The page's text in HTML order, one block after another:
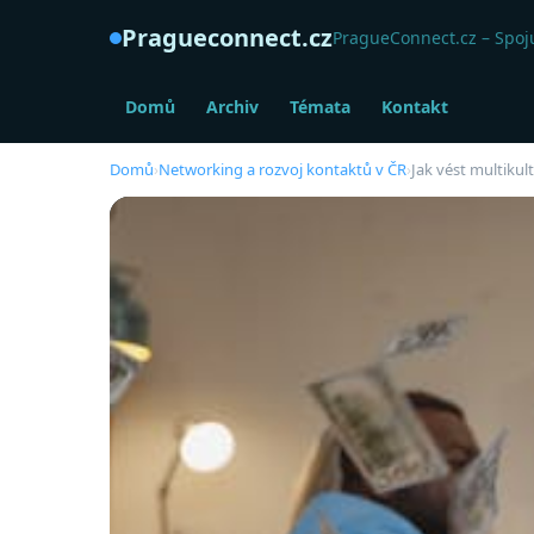
Pragueconnect.czPragueConnect.cz –
Domů Archiv Témata Kontakt
Domů›Networking a rozvoj kontaktů v ČR›Jak vést